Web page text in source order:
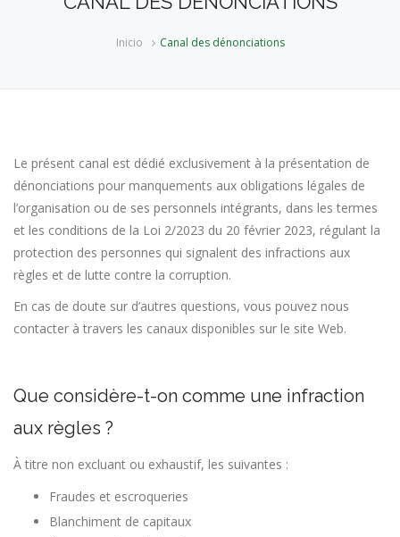
Inicio Canal des dénonciations
Le présent canal est dédié exclusivement à la présentation de
dénonciations pour manquements aux obligations légales de
l’organisation ou de ses personnels intégrants, dans les termes
et les conditions de la Loi 2/2023 du 20 février 2023, régulant la
protection des personnes qui signalent des infractions aux
règles et de lutte contre la corruption.
En cas de doute sur d’autres questions, vous pouvez nous
contacter à travers les canaux disponibles sur le site Web.
Que considère-t-on comme une infraction
aux règles ?
À titre non excluant ou exhaustif, les suivantes :
Fraudes et escroqueries
Blanchiment de capitaux